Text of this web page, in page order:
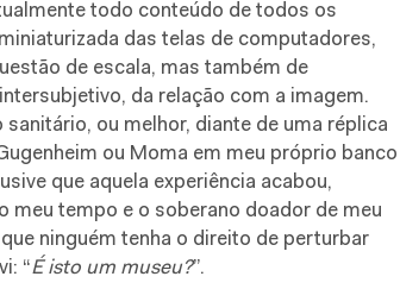
todo conteúdo de todos os
das telas de computadores,
de escala, mas também de
da relação com a imagem.
ou melhor, diante de uma réplica
ou Moma em meu próprio banco
que aquela experiência acabou,
meu tempo e o soberano doador de meu
ninguém tenha o direito de perturbar
“É isto um museu?”.